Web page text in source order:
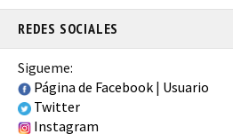
REDES SOCIALES
Sigueme:
Página de Facebook | Usuario
Twitter
Instagram